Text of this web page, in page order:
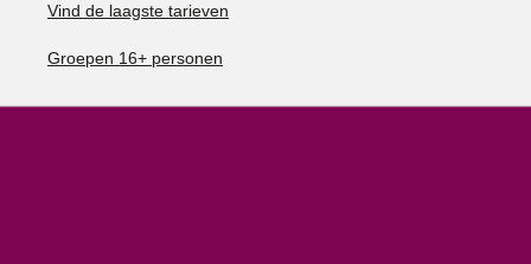
Vind de laagste tarieven
Groepen 16+ personen